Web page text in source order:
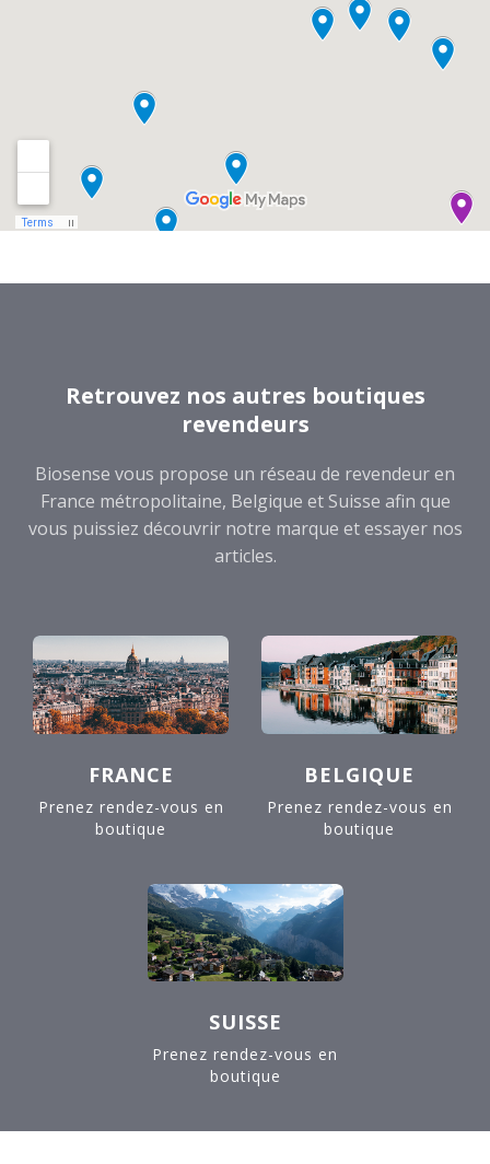
Retrouvez nos autres boutiques
revendeurs
Biosense vous propose un réseau de revendeur en
France métropolitaine, Belgique et Suisse afin que
vous puissiez découvrir notre marque et essayer nos
articles.
FRANCE
Prenez rendez-vous en
boutique
BELGIQUE
Prenez rendez-vous en
boutique
SUISSE
Prenez rendez-vous en
boutique